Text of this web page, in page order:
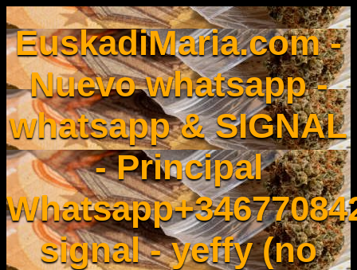
EuskadiMaria.com -
Nuevo whatsapp -
whatsapp & SIGNAL
- Principal
signal - yeffy (no